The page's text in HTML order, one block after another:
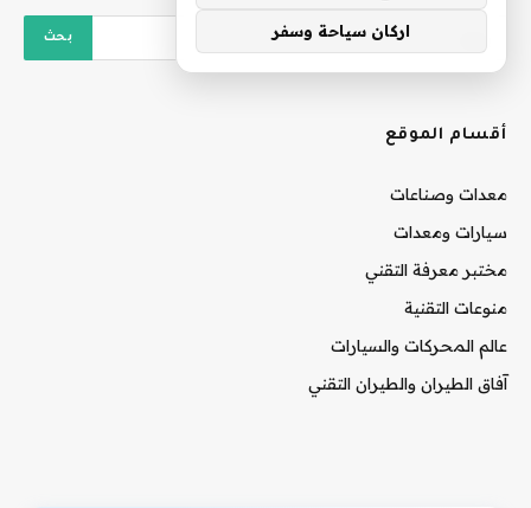
أقسام الموقع
معدات وصناعات
سيارات ومعدات
مختبر معرفة التقني
منوعات التقنية
عالم المحركات والسيارات
آفاق الطيران والطيران التقني
اركان سياحة وسفر